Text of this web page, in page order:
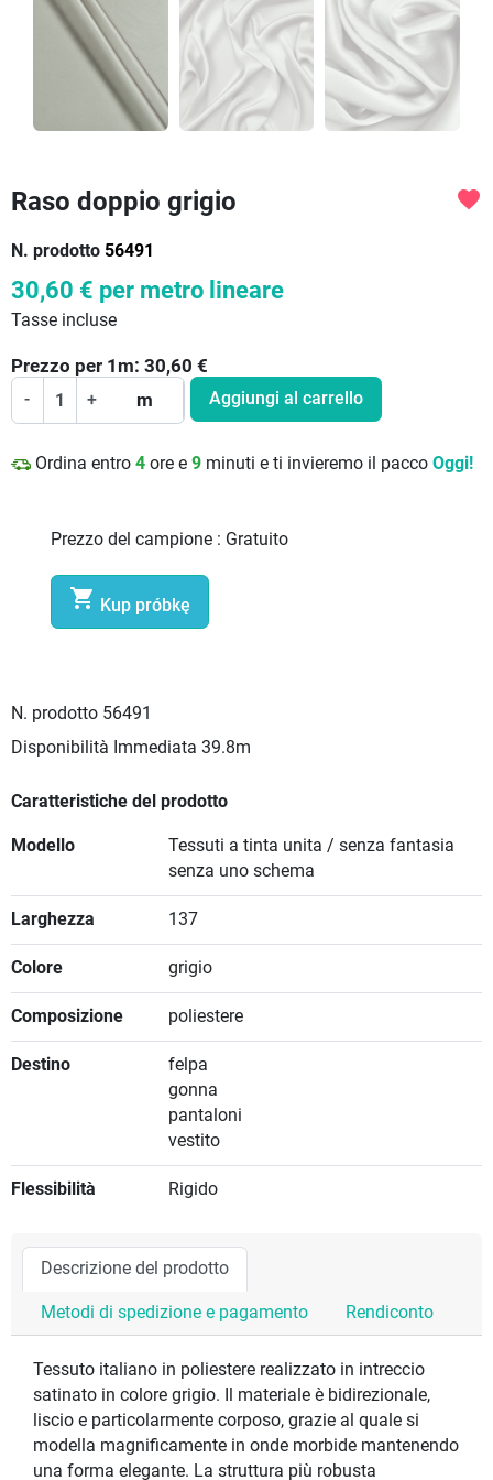
Raso doppio grigio
N. prodotto 56491
favorite
30,60 € per metro lineare
Tasse incluse
Prezzo per 1 m: 30,60 €
- + m Aggiungi al carrello
Ordina entro 4 ore e 9 minuti e ti invieremo il pacco Oggi!
Prezzo del campione : Gratuito
 Kup próbkę
N. prodotto 56491
Disponibilità Immediata 39.8m
Caratteristiche del prodotto
Modello
Tessuti a tinta unita / senza fantasia
senza uno schema
Larghezza 137
Colore grigio
Composizione poliestere
Destino
felpa
gonna
pantaloni
vestito
Flessibilità Rigido
Descrizione del prodotto
Metodi di spedizione e pagamento Rendiconto
Tessuto italiano in poliestere realizzato in intreccio
satinato in colore grigio. Il materiale è bidirezionale,
liscio e particolarmente corposo, grazie al quale si
modella magnificamente in onde morbide mantenendo
una forma elegante. La struttura più robusta